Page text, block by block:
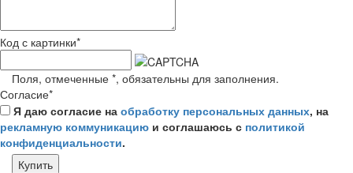
Код с картинки*
Поля, отмеченные *, обязательны для заполнения.
Согласие*
Я даю согласие на обработку персональных данных, на
рекламную коммуникацию и соглашаюсь с политикой
конфиденциальности.
Купить